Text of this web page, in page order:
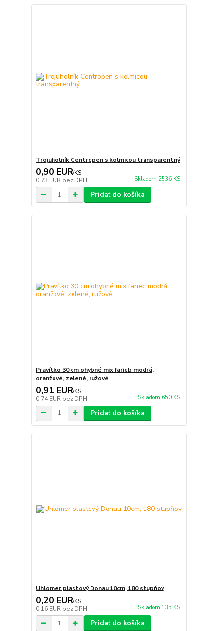
Trojuholník Centropen s kolmicou transparentný
0,90 EUR/KS
0,73 EUR bez DPH Skladom 2536 KS
Pridať do košíka
Pravítko 30 cm ohybné mix farieb modrá,
oranžové, zelené, ružové
0,91 EUR/KS
0,74 EUR bez DPH Skladom 650 KS
Pridať do košíka
Uhlomer plastový Donau 10cm, 180 stupňov
0,20 EUR/KS
0,16 EUR bez DPH Skladom 135 KS
Pridať do košíka